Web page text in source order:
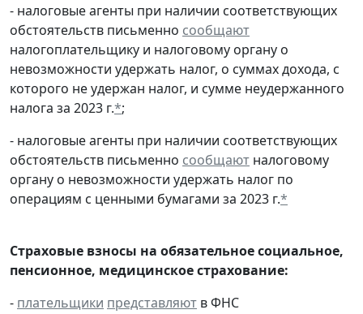
- налоговые агенты при наличии соответствующих
обстоятельств письменно сообщают
налогоплательщику и налоговому органу о
невозможности удержать налог, о суммах дохода, с
которого не удержан налог, и сумме неудержанного
налога за 2023 г.*;
- налоговые агенты при наличии соответствующих
обстоятельств письменно сообщают налоговому
органу о невозможности удержать налог по
операциям с ценными бумагами за 2023 г.*
Страховые взносы на обязательное социальное,
пенсионное, медицинское страхование:
- плательщики представляют в ФНС